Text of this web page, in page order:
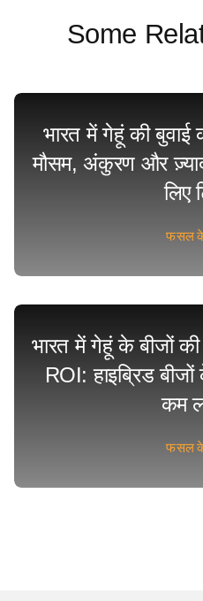
Some
भारत में गेहूं की
मौसम, अंकुरण और
लिए
फसल
भारत में गेहूं के बीजों
ROI: हाइब्रिड
कम
फसल